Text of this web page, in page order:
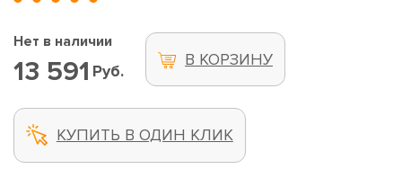
Нет в наличии
13 591 Руб.
В КОРЗИНУ
КУПИТЬ В ОДИН КЛИК